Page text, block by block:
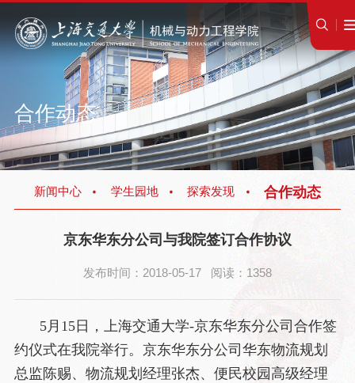
合作动态
新闻中心 学生园地 探索发现 合作动态
京东华东分公司与我院签订合作协议
发布时间：2018-05-17 阅读：1358
5月15日，上海交通大学-京东华东分公司合作签
约仪式在我院举行。京东华东分公司华东物流规划
总监陈赐、物流规划经理张杰、便民校园高级经理